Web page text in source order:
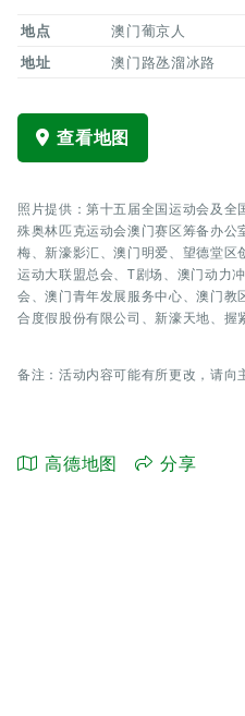
地点
澳门葡京人
地址
澳门路氹溜冰路
查看地图
照片提供：第十五届全国运动会及
殊奥林匹克运动会澳门赛区筹备办
梅、新濠影汇、澳门明爱、望德堂
运动大联盟总会、T剧场、澳门动力
会、澳门青年发展服务中心、澳门
合度假股份有限公司、新濠天地、握
备注：活动内容可能有所更改，请向
高德地图 分享